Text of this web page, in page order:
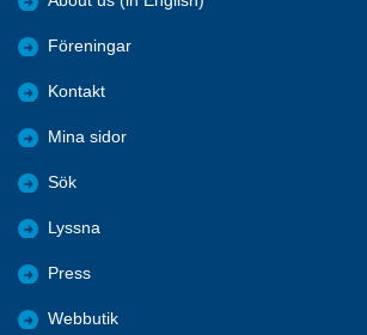
Föreningar
Kontakt
Mina sidor
Sök
Lyssna
Press
Webbutik